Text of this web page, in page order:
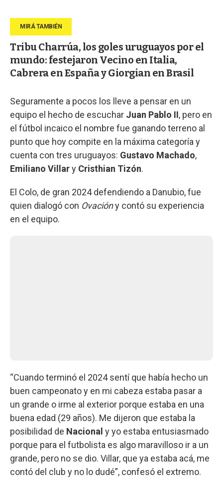
Tribu Charrúa, los goles uruguayos por el
mundo: festejaron Vecino en Italia,
Cabrera en España y Giorgian en Brasil
Seguramente a pocos los lleve a pensar en un
equipo el hecho de escuchar Juan Pablo II, pero en
el fútbol incaico el nombre fue ganando terreno al
punto que hoy compite en la máxima categoría y
cuenta con tres uruguayos: Gustavo Machado,
Emiliano Villary Cristhian Tizón.
El Colo, de gran 2024 defendiendo a Danubio, fue
quien dialogó con Ovacióny contó su experiencia
en el equipo.
“Cuando terminó el 2024 sentí que había hecho un
buen campeonato y en mi cabeza estaba pasar a
un grande o irme al exterior porque estaba en una
buena edad (29 años). Me dijeron que estaba la
posibilidad de Nacional y yo estaba entusiasmado
porque para el futbolista es algo maravilloso ir a un
grande, pero no se dio. Villar, que ya estaba acá, me
contó del club y no lo dudé”, confesó el extremo.